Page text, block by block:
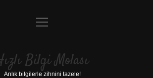
Anasayfa
Yasal Uyarı
menüyü
Bilgi Molası
Anlık bilgilerle zihnini tazele!